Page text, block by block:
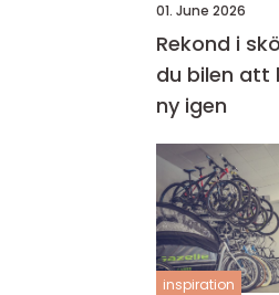
01. June 2026
Rekond i skövde
du bilen att
ny igen
inspiration